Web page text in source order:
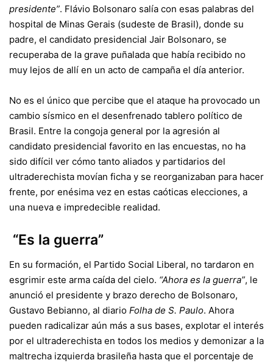
presidente”. Flávio Bolsonaro salía con esas palabras del
hospital de Minas Gerais (sudeste de Brasil), donde su
padre, el candidato presidencial Jair Bolsonaro, se
recuperaba de la grave puñalada que había recibido no
muy lejos de allí en un acto de campaña el día anterior.
No es el único que percibe que el ataque ha provocado un
cambio sísmico en el desenfrenado tablero político de
Brasil. Entre la congoja general por la agresión al
candidato presidencial favorito en las encuestas, no ha
sido difícil ver cómo tanto aliados y partidarios del
ultraderechista movían ficha y se reorganizaban para hacer
frente, por enésima vez en estas caóticas elecciones, a
una nueva e impredecible realidad.
“Es la guerra”
En su formación, el Partido Social Liberal, no tardaron en
esgrimir este arma caída del cielo. “Ahora es la guerra”, le
anunció el presidente y brazo derecho de Bolsonaro,
Gustavo Bebianno, al diario Folha de S. Paulo. Ahora
pueden radicalizar aún más a sus bases, explotar el interés
por el ultraderechista en todos los medios y demonizar a la
maltrecha izquierda brasileña hasta que el porcentaje de